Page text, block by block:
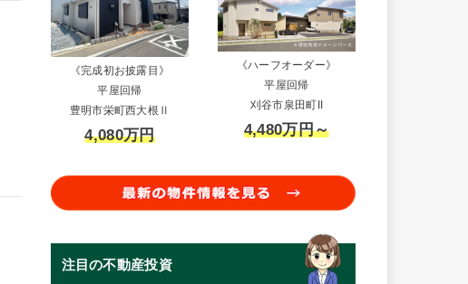
《完成初お披露目》
平屋回帰
豊明市栄町西大根Ⅱ
4,080万円
《ハーフオーダー》
平屋回帰
刈谷市泉田町II
4,480万円～
注目の不動産投資